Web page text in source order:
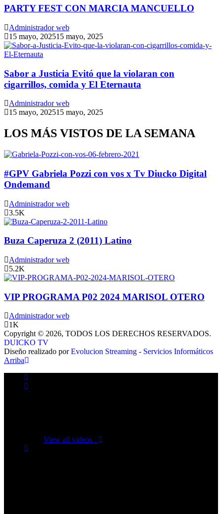
PARTY FEST CON MARCIA MANCUELLO
Administrador web
15 mayo, 202515 mayo, 2025
Sabor a Justicia Evitó que la violaran con
cigarrillos, comida y El Eternauta
Administrador web
15 mayo, 202515 mayo, 2025
LOS MÁS VISTOS DE LA SEMANA
#GPV Gabriela Pozzi con vos x Tv Diucko Digital
Ondemand
Administrador web
3.5K
Buza Caperuza 2 (2011) Latino
Administrador web
5.2K
VIP PROGRAMA P02 2024 MARISOL OTERO
Administrador web
1K
Copyright © 2026, TODOS LOS DERECHOS RESERVADOS.
DUICKO TV
Diseño realizado porEvolucion Streaming - Servicios Informáticos
Arriba
View all videos